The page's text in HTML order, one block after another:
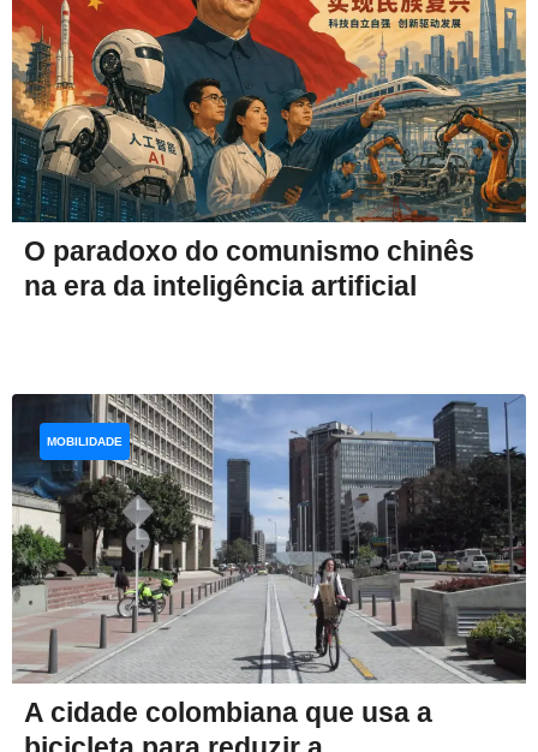
O paradoxo do comunismo chinês
na era da inteligência artificial
A cidade colombiana que usa a
MOBILIDADE